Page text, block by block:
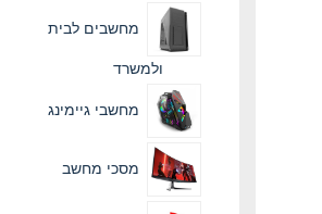
מחשבים לבית
ולמשרד
מחשבי גיימינג
מסכי מחשב